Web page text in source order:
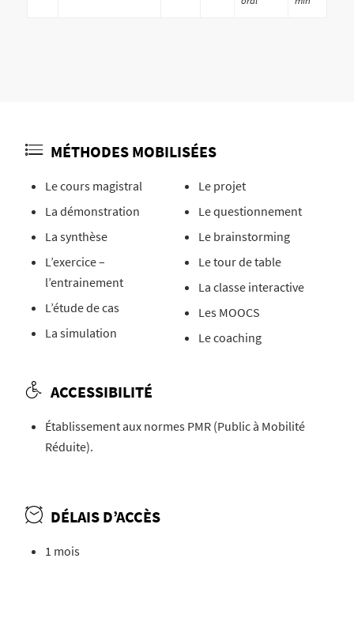
MÉTHODES MOBILISÉES
Le cours magistral
La démonstration
La synthèse
L’exercice –
l’entrainement
L’étude de cas
La simulation
Le projet
Le questionnement
Le brainstorming
Le tour de table
La classe interactive
Les MOOCS
Le coaching
ACCESSIBILITÉ
Établissement aux normes PMR (Public à Mobilité
Réduite).
DÉLAIS D’ACCÈS
1 mois